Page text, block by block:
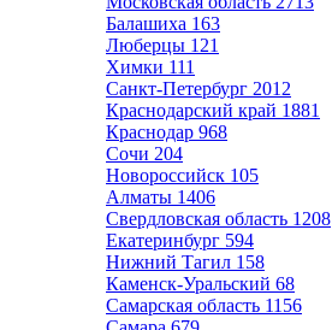
Балашиха 163
Люберцы 121
Химки 111
Санкт-Петербург 2012
Краснодарский край 1881
Краснодар 968
Сочи 204
Новороссийск 105
Алматы 1406
Свердловская область 1208
Екатеринбург 594
Нижний Тагил 158
Каменск-Уральский 68
Самарская область 1156